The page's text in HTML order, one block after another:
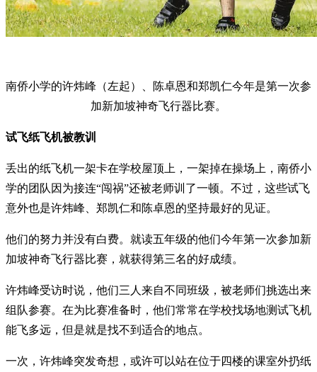
南侨小学的许炜峰（左起）、陈卓恩和郑凯仁今年是第一次参
加新加坡神奇飞行器比赛。
试飞纸飞机被教训
丢出的纸飞机一架卡在学校屋顶上，一架掉在操场上，南侨小
学的团队因为接连“闯祸”还被老师训了一顿。不过，这些试飞
意外也是许炜峰、郑凯仁和陈卓恩的坚持最好的见证。
他们的努力并没有白费。就读五年级的他们今年第一次参加新
加坡神奇飞行器比赛，就获得第三名的好成绩。
许炜峰受访时说，他们三人来自不同班级，被老师们挑选出来
组队参赛。在为比赛准备时，他们常常在学校找场地测试飞机
能飞多远，但是就是找不到适合的地点。
一次，许炜峰突发奇想，或许可以站在位于四楼的课室外扔纸